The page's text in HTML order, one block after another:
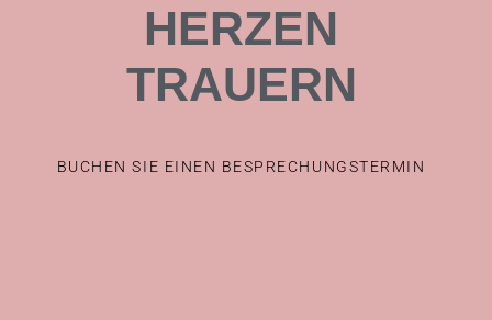
HERZEN
TRAUERN
BUCHEN SIE EINEN BESPRECHUNGSTERMIN